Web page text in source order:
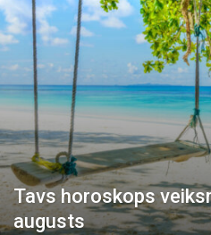
Tavs horoskops
augusts